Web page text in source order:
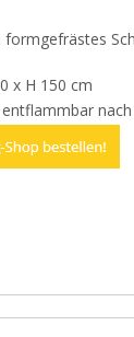
x H 150 cm